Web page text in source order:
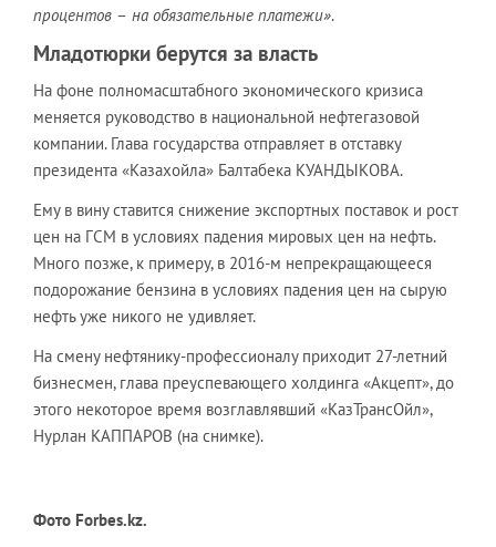
процентов – на обязательные платежи».
Младотюрки берутся за власть
На фоне полномасштабного экономического кризиса
меняется руководство в национальной нефтегазовой
компании. Глава государства отправляет в отставку
президента «Казахойла» Балтабека КУАНДЫКОВА.
Ему в вину ставится снижение экспортных поставок и рост
цен на ГСМ в условиях падения мировых цен на нефть.
Много позже, к примеру, в 2016-м непрекращающееся
подорожание бензина в условиях падения цен на сырую
нефть уже никого не удивляет.
На смену нефтянику-профессионалу приходит 27-летний
бизнесмен, глава преуспевающего холдинга «Акцепт», до
этого некоторое время возглавлявший «КазТрансОйл»,
Нурлан КАППАРОВ (на снимке).
Фото Forbes.kz.